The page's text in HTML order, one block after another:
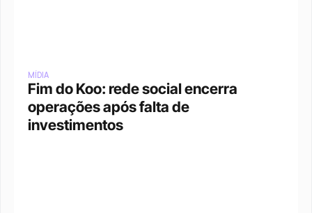
MÍDIA
Fim do Koo: rede social encerra
operações após falta de
investimentos